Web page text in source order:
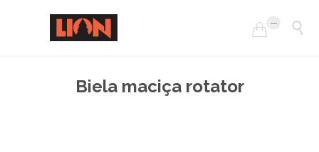

... 
Biela maciça rotator